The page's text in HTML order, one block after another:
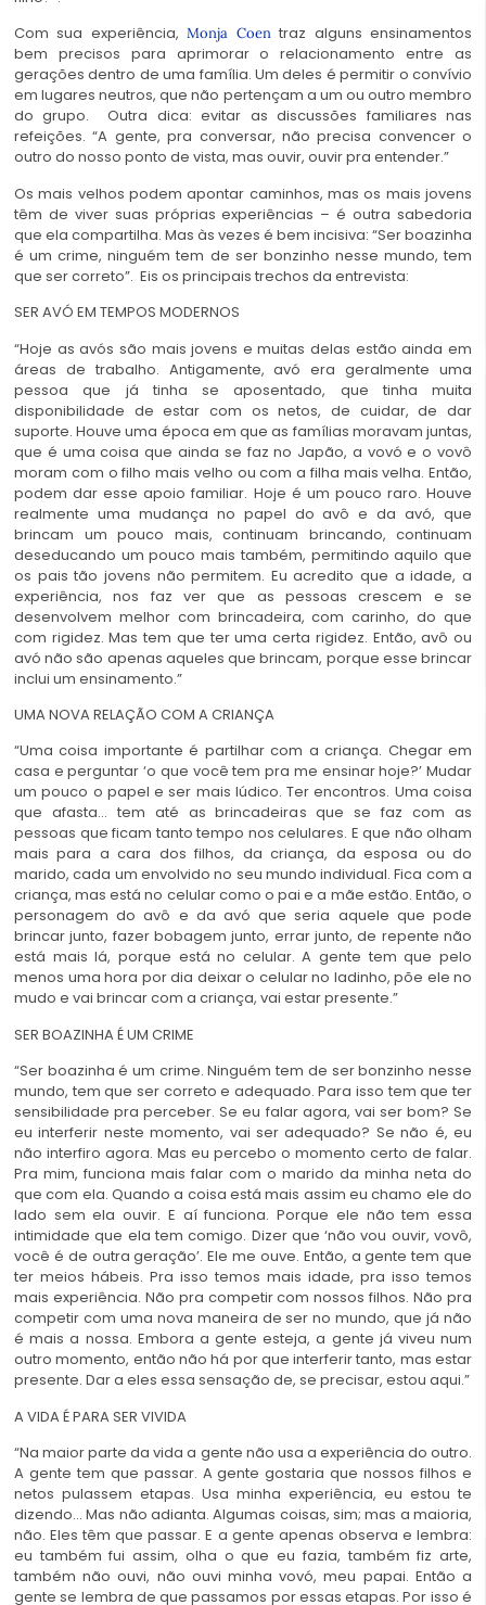
Com sua experiência,Monja Coentraz alguns ensinamentos
bem precisos para aprimorar o relacionamento entre as
gerações dentro de uma família. Um deles é permitir o convívio
em lugares neutros, que não pertençam a um ou outro membro
do grupo. Outra dica: evitar as discussões familiares nas
refeições. “A gente, pra conversar, não precisa convencer o
outro do nosso ponto de vista, mas ouvir, ouvir pra entender.”
Os mais velhos podem apontar caminhos, mas os mais jovens
têm de viver suas próprias experiências – é outra sabedoria
que ela compartilha. Mas às vezes é bem incisiva: “Ser boazinha
é um crime, ninguém tem de ser bonzinho nesse mundo, tem
que ser correto”. Eis os principais trechos da entrevista:
SER AVÓ EM TEMPOS MODERNOS
“Hoje as avós são mais jovens e muitas delas estão ainda em
áreas de trabalho. Antigamente, avó era geralmente uma
pessoa que já tinha se aposentado, que tinha muita
disponibilidade de estar com os netos, de cuidar, de dar
suporte. Houve uma época em que as famílias moravam juntas,
que é uma coisa que ainda se faz no Japão, a vovó e o vovô
moram com o filho mais velho ou com a filha mais velha. Então,
podem dar esse apoio familiar. Hoje é um pouco raro. Houve
realmente uma mudança no papel do avô e da avó, que
brincam um pouco mais, continuam brincando, continuam
deseducando um pouco mais também, permitindo aquilo que
os pais tão jovens não permitem. Eu acredito que a idade, a
experiência, nos faz ver que as pessoas crescem e se
desenvolvem melhor com brincadeira, com carinho, do que
com rigidez. Mas tem que ter uma certa rigidez. Então, avô ou
avó não são apenas aqueles que brincam, porque esse brincar
inclui um ensinamento.”
UMA NOVA RELAÇÃO COM A CRIANÇA
“Uma coisa importante é partilhar com a criança. Chegar em
casa e perguntar ‘o que você tem pra me ensinar hoje?’ Mudar
um pouco o papel e ser mais lúdico. Ter encontros. Uma coisa
que afasta… tem até as brincadeiras que se faz com as
pessoas que ficam tanto tempo nos celulares. E que não olham
mais para a cara dos filhos, da criança, da esposa ou do
marido, cada um envolvido no seu mundo individual. Fica com a
criança, mas está no celular como o pai e a mãe estão. Então, o
personagem do avô e da avó que seria aquele que pode
brincar junto, fazer bobagem junto, errar junto, de repente não
está mais lá, porque está no celular. A gente tem que pelo
menos uma hora por dia deixar o celular no ladinho, põe ele no
mudo e vai brincar com a criança, vai estar presente.”
SER BOAZINHA É UM CRIME
“Ser boazinha é um crime. Ninguém tem de ser bonzinho nesse
mundo, tem que ser correto e adequado. Para isso tem que ter
sensibilidade pra perceber. Se eu falar agora, vai ser bom? Se
eu interferir neste momento, vai ser adequado? Se não é, eu
não interfiro agora. Mas eu percebo o momento certo de falar.
Pra mim, funciona mais falar com o marido da minha neta do
que com ela. Quando a coisa está mais assim eu chamo ele do
lado sem ela ouvir. E aí funciona. Porque ele não tem essa
intimidade que ela tem comigo. Dizer que ‘não vou ouvir, vovô,
você é de outra geração’. Ele me ouve. Então, a gente tem que
ter meios hábeis. Pra isso temos mais idade, pra isso temos
mais experiência. Não pra competir com nossos filhos. Não pra
competir com uma nova maneira de ser no mundo, que já não
é mais a nossa. Embora a gente esteja, a gente já viveu num
outro momento, então não há por que interferir tanto, mas estar
presente. Dar a eles essa sensação de, se precisar, estou aqui.”
A VIDA É PARA SER VIVIDA
“Na maior parte da vida a gente não usa a experiência do outro.
A gente tem que passar. A gente gostaria que nossos filhos e
netos pulassem etapas. Usa minha experiência, eu estou te
dizendo… Mas não adianta. Algumas coisas, sim; mas a maioria,
não. Eles têm que passar. E a gente apenas observa e lembra:
eu também fui assim, olha o que eu fazia, também fiz arte,
também não ouvi, não ouvi minha vovó, meu papai. Então a
gente se lembra de que passamos por essas etapas. Por isso é